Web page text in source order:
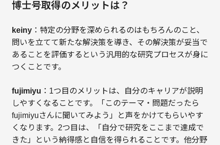
博士号取得のメリットは？
keiny：特定の分野を深められるのはもちろんのこと、
問いを立てて新たな解決策を導き、その解決策が妥当で
あることを評価するという汎用的な研究プロセスが身に
つくことです。
fujimiyu ：1つ目のメリットは、自分のキャリアが説明
しやすくなることです。「このテーマ・問題だったら
fujimiyuさんに聞いてみよう」と声をかけてもらいやす
くなります。2つ目は、「自分で研究をここまで達成で
きた」という納得感と自信を得られることです。他分野